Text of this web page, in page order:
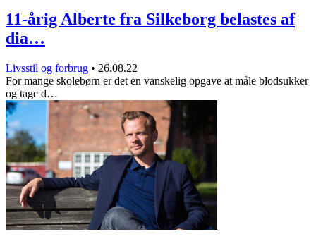
11-årig Alberte fra Silkeborg belastes af
dia…
Livsstil og forbrug • 26.08.22
For mange skolebørn er det en vanskelig opgave at måle blodsukker
og tage d…